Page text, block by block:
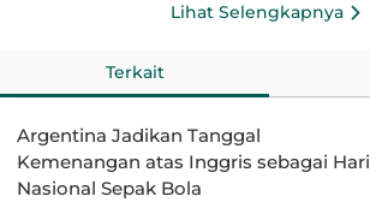
Lihat Selengkapnya
Terkait
Argentina Jadikan Tanggal
Kemenangan atas Inggris sebagai Hari
Nasional Sepak Bola